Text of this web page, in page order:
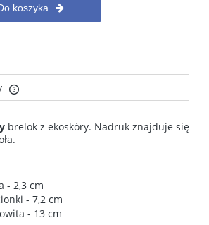
koszyka
ewentualnych kosztów płatności
brelok z ekoskóry. Nadruk znajduje się
- 2,3 cm
- 7,2 cm
- 13 cm